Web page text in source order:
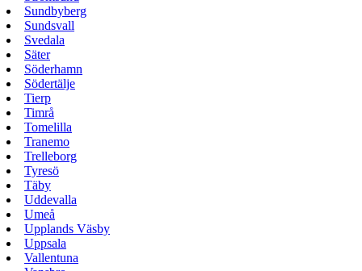
Sundbyberg
Sundsvall
Svedala
Säter
Söderhamn
Södertälje
Tierp
Timrå
Tomelilla
Tranemo
Trelleborg
Tyresö
Täby
Uddevalla
Umeå
Upplands Väsby
Uppsala
Vallentuna